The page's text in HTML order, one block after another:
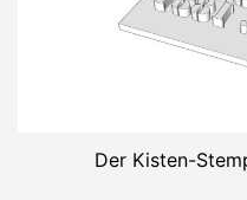
Der Kisten-